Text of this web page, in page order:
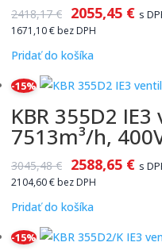
2418,17€ 2055,45 € s
1671,10€ bez DPH
Pridať do košíka
-15%
KBR 355D2
7513m³/h,
3045,48€ 2588,65 € s
2104,60€ bez DPH
Pridať do košíka
-15%